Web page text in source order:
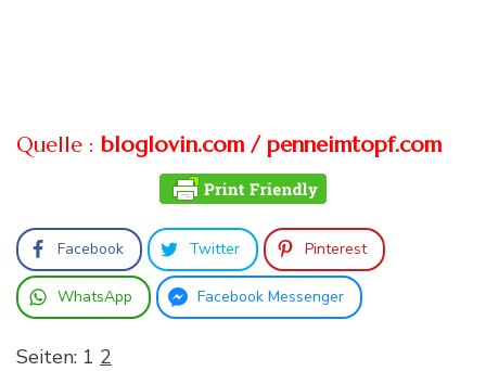
Quelle : bloglovin.com / penneimtopf.com
Facebook Twitter Pinterest
WhatsApp Facebook Messenger
Seiten: 1 2